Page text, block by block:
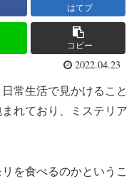
はてブ
コピー
2022.04.23
常生活で見かけること
れており、ミステリア
を食べるのかというこ